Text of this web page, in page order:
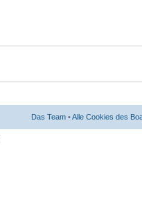
Das Team •Alle Cookies des